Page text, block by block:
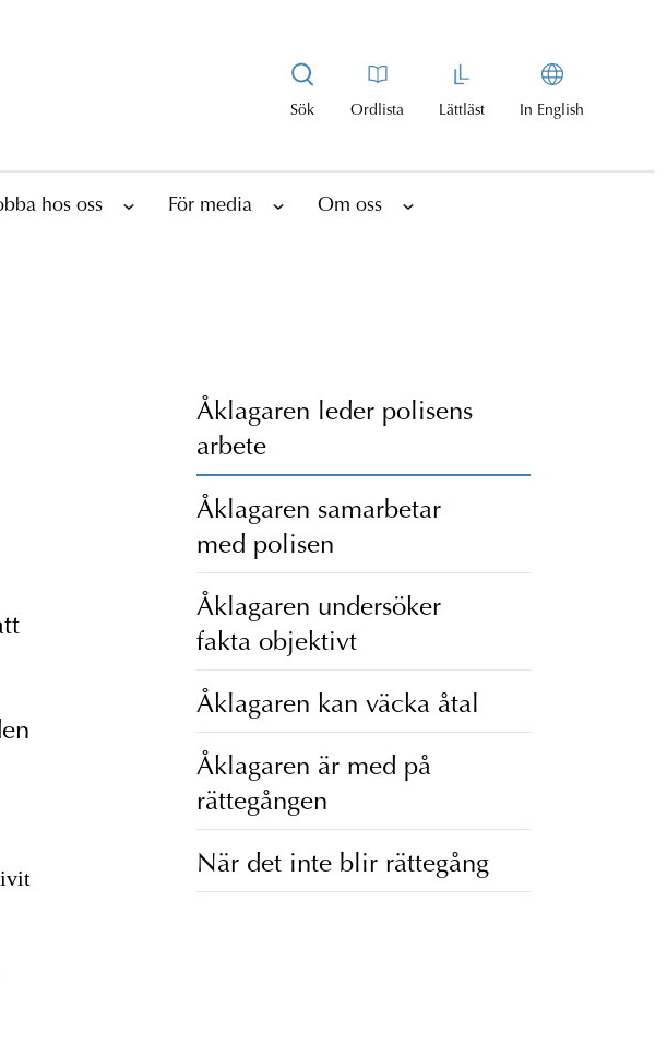
Sök Ordlista Lättläst In English
hos oss För media Om oss
Åklagaren leder polisens
arbete
Åklagaren samarbetar
med polisen
Åklagaren undersöker
fakta objektivt
Åklagaren kan väcka åtal
Åklagaren är med på
rättegången
När det inte blir rättegång